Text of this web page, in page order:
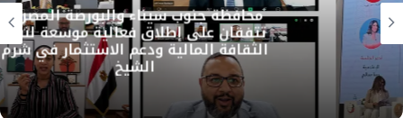
محافظة جنوب سيناء والبورصة المصرية
تتفقان على إطلاق فعالية موسعة لنشر
الثقافة المالية ودعم الاستثمار في شرم
الشيخ